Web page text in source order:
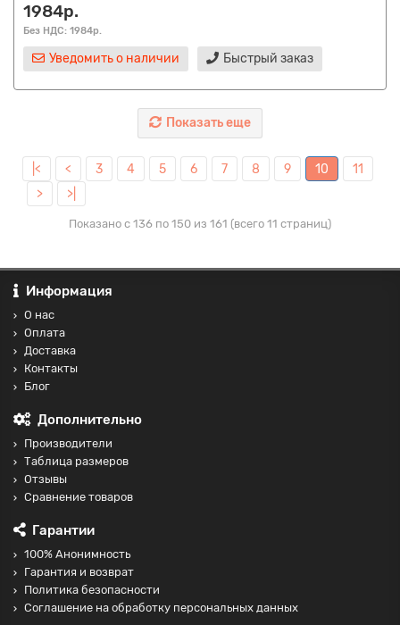
1984р.
Без НДС: 1984р.
Уведомить о наличии Быстрый заказ
Показать еще
|< < 3 4 5 6 7 8 9 10
11
>
>|
Показано с 136 по 150 из 161 (всего 11 страниц)
Информация
О нас
Оплата
Доставка
Контакты
Блог
Дополнительно
Производители
Таблица размеров
Отзывы
Сравнение товаров
Гарантии
100% Анонимность
Гарантия и возврат
Политика безопасности
Соглашение на обработку персональных данных